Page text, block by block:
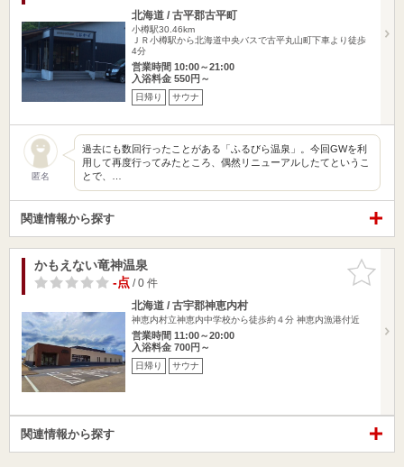
北海道 / 古平郡古平町
小樽駅30.46km
ＪＲ小樽駅から北海道中央バスで古平丸山町下車より徒歩
4分
営業時間 10:00～21:00
入浴料金 550円～
日帰り サウナ
匿名
過去にも数回行ったことがある「ふるびら温泉」。今回GWを利
用して再度行ってみたところ、偶然リニューアルしたてというこ
とで、…
関連情報から探す
お気に入
りに追加
かもえない竜神温泉
-点/ 0 件
北海道 / 古宇郡神恵内村
神恵内村立神恵内中学校から徒歩約４分 神恵内漁港付近
営業時間 11:00～20:00
入浴料金 700円～
日帰り サウナ
関連情報から探す